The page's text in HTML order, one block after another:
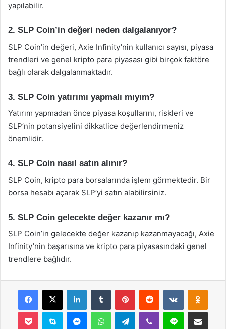
yapılabilir.
2. SLP Coin’in değeri neden dalgalanıyor?
SLP Coin’in değeri, Axie Infinity’nin kullanıcı sayısı, piyasa
trendleri ve genel kripto para piyasası gibi birçok faktöre
bağlı olarak dalgalanmaktadır.
3. SLP Coin yatırımı yapmalı mıyım?
Yatırım yapmadan önce piyasa koşullarını, riskleri ve
SLP’nin potansiyelini dikkatlice değerlendirmeniz
önemlidir.
4. SLP Coin nasıl satın alınır?
SLP Coin, kripto para borsalarında işlem görmektedir. Bir
borsa hesabı açarak SLP’yi satın alabilirsiniz.
5. SLP Coin gelecekte değer kazanır mı?
SLP Coin’in gelecekte değer kazanıp kazanmayacağı, Axie
Infinity’nin başarısına ve kripto para piyasasındaki genel
trendlere bağlıdır.
Facebook
X LinkedInTumblr PinterestReddit VKontakte
Pocket Skype MessengerWhatsAppTelegramViber Line E-Posta ile